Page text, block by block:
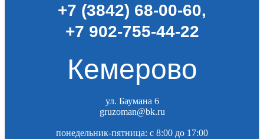
+7 (3842) 68-00-60,
+7 902-755-44-22
Кемерово
ул. Баумана 6
gruzoman@bk.ru
понедельник-пятница: c 8:00 до 17:00